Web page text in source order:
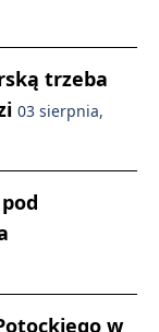
trzeba
03 sierpnia,
w